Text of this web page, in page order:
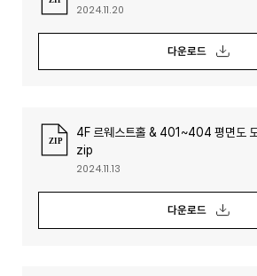
2024.11.20
다운로드
4F 르웨스트홀 & 401~404 평면도
zip
2024.11.13
다운로드